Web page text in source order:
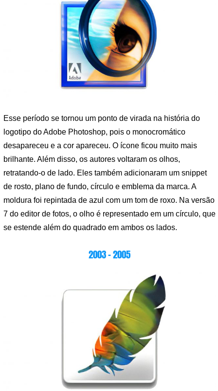
Esse período se tornou um ponto de virada na história do
logotipo do Adobe Photoshop, pois o monocromático
desapareceu e a cor apareceu. O ícone ficou muito mais
brilhante. Além disso, os autores voltaram os olhos,
retratando-o de lado. Eles também adicionaram um snippet
de rosto, plano de fundo, círculo e emblema da marca. A
moldura foi repintada de azul com um tom de roxo. Na versão
7 do editor de fotos, o olho é representado em um círculo, que
se estende além do quadrado em ambos os lados.
2003 – 2005